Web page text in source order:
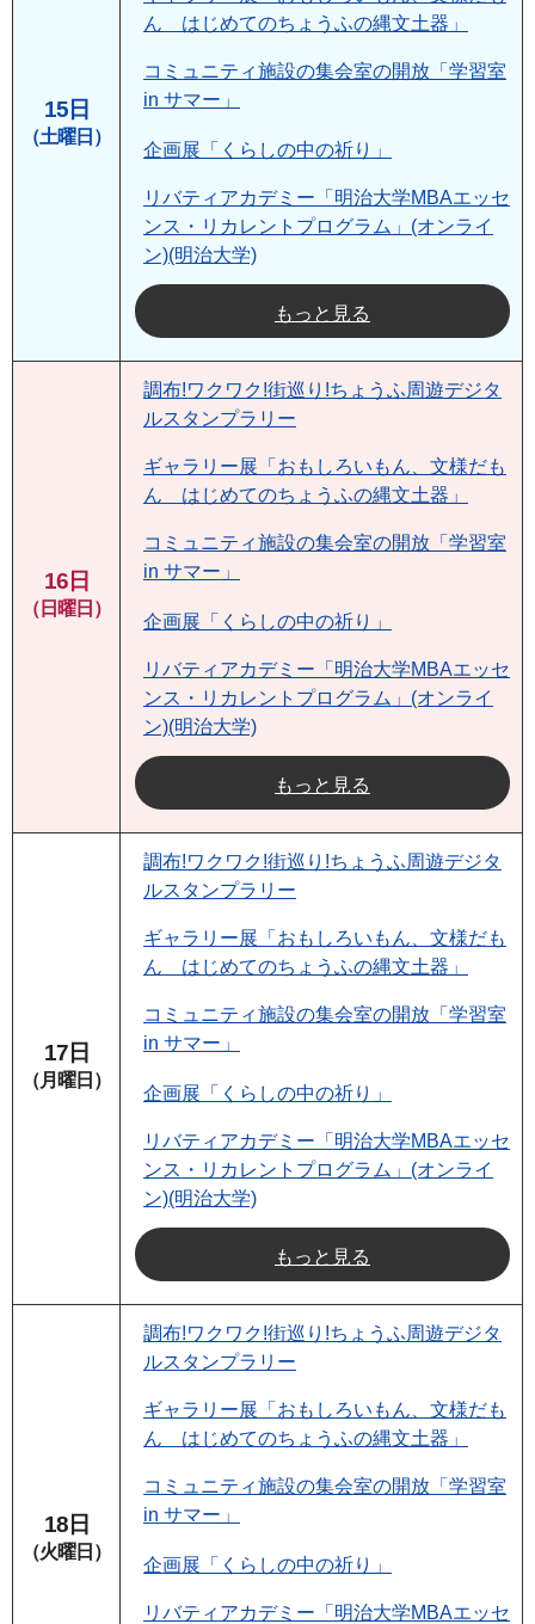
15日
（土曜日）
ん はじめてのちょうふの縄文土器」
コミュニティ施設の集会室の開放「学習室
in サマー」
企画展「くらしの中の祈り」
リバティアカデミー「明治大学MBAエッセ
ンス・リカレントプログラム」(オンライ
ン)(明治大学)
もっと見る
16日
（日曜日）
調布!ワクワク!街巡り!ちょうふ周遊デジタ
ルスタンプラリー
ギャラリー展「おもしろいもん、文様だも
ん はじめてのちょうふの縄文土器」
コミュニティ施設の集会室の開放「学習室
in サマー」
企画展「くらしの中の祈り」
リバティアカデミー「明治大学MBAエッセ
ンス・リカレントプログラム」(オンライ
ン)(明治大学)
もっと見る
17日
（月曜日）
調布!ワクワク!街巡り!ちょうふ周遊デジタ
ルスタンプラリー
ギャラリー展「おもしろいもん、文様だも
ん はじめてのちょうふの縄文土器」
コミュニティ施設の集会室の開放「学習室
in サマー」
企画展「くらしの中の祈り」
リバティアカデミー「明治大学MBAエッセ
ンス・リカレントプログラム」(オンライ
ン)(明治大学)
もっと見る
18日
（火曜日）
調布!ワクワク!街巡り!ちょうふ周遊デジタ
ルスタンプラリー
ギャラリー展「おもしろいもん、文様だも
ん はじめてのちょうふの縄文土器」
コミュニティ施設の集会室の開放「学習室
in サマー」
企画展「くらしの中の祈り」
リバティアカデミー「明治大学MBAエッセ